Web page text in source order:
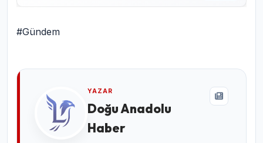
#Gündem
YAZAR
Doğu Anadolu
Haber